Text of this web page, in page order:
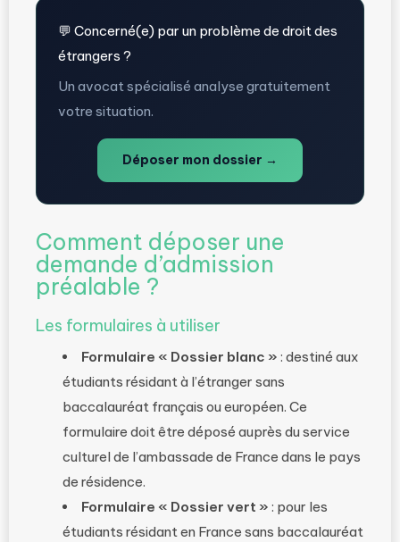
💬 Concerné(e) par un problème de droit des
étrangers ?
Un avocat spécialisé analyse gratuitement
votre situation.
Déposer mon dossier →
Comment déposer une
demande d’admission
préalable ?
Les formulaires à utiliser
Formulaire « Dossier blanc » : destiné aux
étudiants résidant à l’étranger sans
baccalauréat français ou européen. Ce
formulaire doit être déposé auprès du service
culturel de l’ambassade de France dans le pays
de résidence.
Formulaire « Dossier vert » : pour les
étudiants résidant en France sans baccalauréat